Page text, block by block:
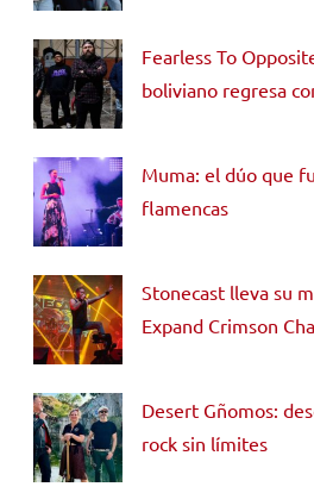
Fearless To
boliviano regresa
Muma: el dúo que
flamencas
Stonecast lleva su
Expand Crimson
Desert Gñomos:
rock sin límites